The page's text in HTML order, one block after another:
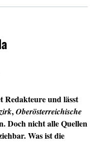
Redakteure und lässt
,Oberösterreichische
Doch nicht alle Quellen
Was ist die